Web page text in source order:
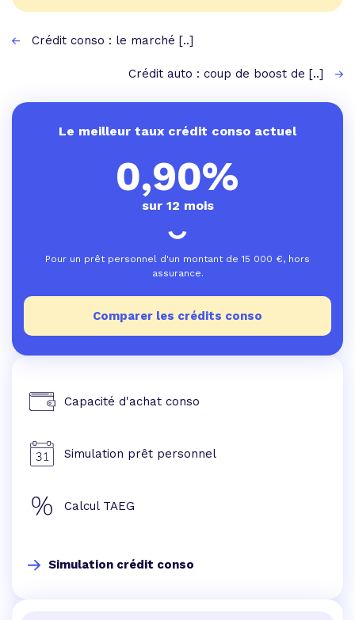
Crédit conso : le marché [..]
Crédit auto : coup de boost de [..]
Le meilleur taux crédit conso actuel
0,90%
sur 12 mois
Pour un prêt personnel d'un montant de 15 000 €, hors
assurance.
Comparer les crédits conso
Capacité d'achat conso
Simulation prêt personnel
Calcul TAEG
Simulation crédit conso